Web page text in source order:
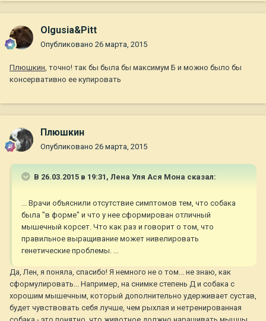
Olgusia&Pitt
Опубликовано 26 марта, 2015
Плюшкин, точно! так бы была бы максимум Б и можно было бы
консервативно ее купировать
Плюшкин
Опубликовано 26 марта, 2015
В 26.03.2015 в 19:31, Лена Уля Ася Мона сказал:
... Врачи объяснили отсутствие симптомов тем, что собака
была "в форме" и что у нее сформирован отличный
мышечный корсет. Что как раз и говорит о том, что
правильное выращивание может нивелировать
генетические проблемы. ...
Да, Лен, я поняла, спасибо! Я немного не о том... не знаю, как
сформулировать... Например, на снимке степень Д и собака с
хорошим мышечным, который дополнительно удерживает сустав,
будет чувствовать себя лучше, чем рыхлая и нетренированная